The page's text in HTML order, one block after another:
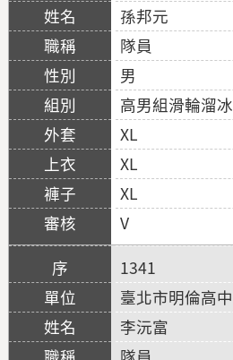
孫邦元
隊員
男
高男組滑輪溜冰
XL
XL
XL
V
1341
臺北市明倫高中
李沅富